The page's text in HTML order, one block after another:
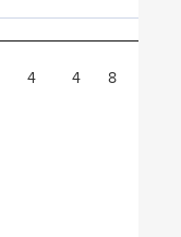
4 4 8